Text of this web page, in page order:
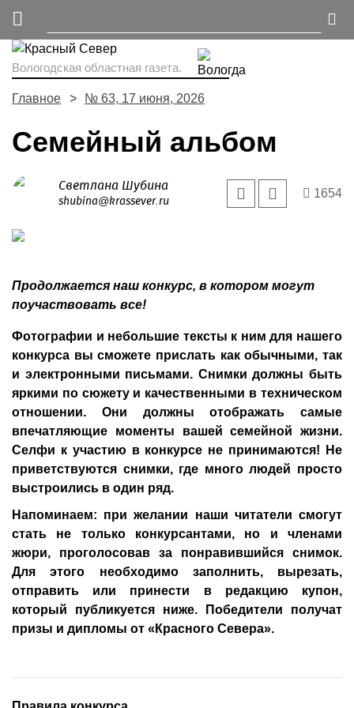
Вологодская областная газета.
Главное № 63, 17 июня, 2026
Семейный альбом
Светлана Шубина
shubina@krassever.ru
1654
Продолжается наш конкурс, в котором могут
поучаствовать все!
Фотографии и небольшие тексты к ним для нашего
конкурса вы сможете прислать как обычными, так
и электронными письмами. Снимки должны быть
яркими по сюжету и качественными в техническом
отношении. Они должны отображать самые
впечатляющие моменты вашей семейной жизни.
Селфи к участию в конкурсе не принимаются! Не
приветствуются снимки, где много людей просто
выстроились в один ряд.
Напоминаем: при желании наши читатели смогут
стать не только конкурсантами, но и членами
жюри, проголосовав за понравившийся снимок.
Для этого необходимо заполнить, вырезать,
отправить или принести в редакцию купон,
который публикуется ниже. Победители получат
призы и дипломы от «Красного Севера».